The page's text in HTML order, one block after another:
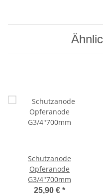
Schutzanode
Opferanode
G3/4"700mm
25,90 € *